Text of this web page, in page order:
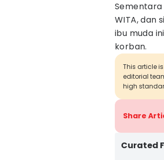
Sementara
WITA, dan
ibu muda
korban.
This article
editorial
high
Share
Curated